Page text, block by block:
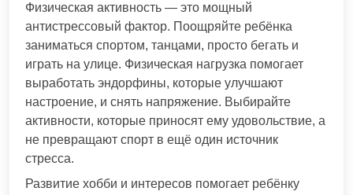
Физическая активность — это мощный
антистрессовый фактор. Поощряйте ребёнка
заниматься спортом, танцами, просто бегать и
играть на улице. Физическая нагрузка помогает
выработать эндорфины, которые улучшают
настроение, и снять напряжение. Выбирайте
активности, которые приносят ему удовольствие, а
не превращают спорт в ещё один источник
стресса.
Развитие хобби и интересов помогает ребёнку